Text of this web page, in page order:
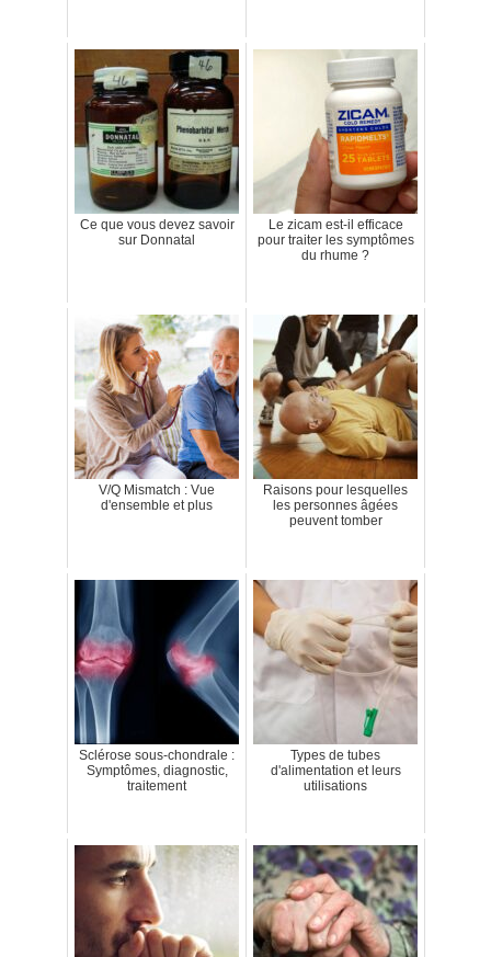
Ce que vous devez savoir
sur Donnatal
Le zicam est-il efficace
pour traiter les symptômes
du rhume ?
V/Q Mismatch : Vue
d'ensemble et plus
Raisons pour lesquelles
les personnes âgées
peuvent tomber
Sclérose sous-chondrale :
Symptômes, diagnostic,
traitement
Types de tubes
d'alimentation et leurs
utilisations